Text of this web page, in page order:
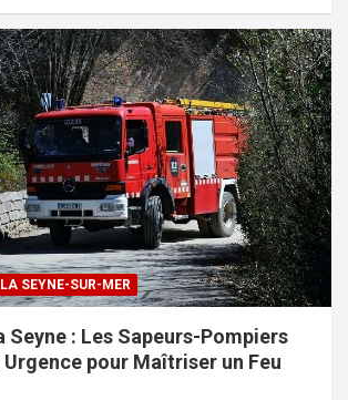
LA SEYNE-SUR-MER
Seyne : Les Sapeurs-Pompiers
pour Maîtriser un Feu